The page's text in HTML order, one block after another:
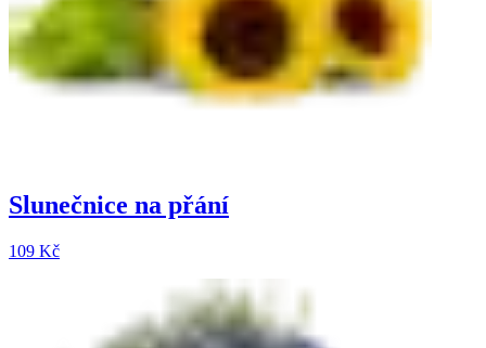
Slunečnice na přání
109 Kč